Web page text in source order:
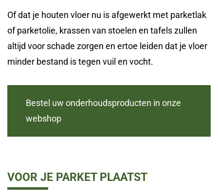
Of dat je houten vloer nu is afgewerkt met parketlak
of parketolie, krassen van stoelen en tafels zullen
altijd voor schade zorgen en ertoe leiden dat je vloer
minder bestand is tegen vuil en vocht.
Bestel uw onderhoudsproducten in onze
webshop
VOOR JE PARKET PLAATST